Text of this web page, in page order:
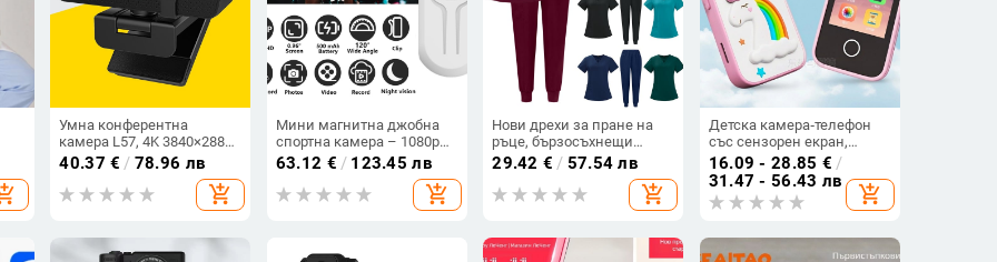
Умна конферентна
камера L57, 4K 3840×2880,
12 мм фокусно
разстояние, обхват 10–30
м, PC режим
40.37 € / 78.96 лв
add_shopping_cart
Мини магнитна джобна
спортна камера – 1080p
видео, 2MP сензор,
microSD карта, живот на
батерията около 2 часа
63.12 € / 123.45 лв
add_shopping_cart
Нови дрехи за пране на
ръце, бързосъхнещи
медицински работни
дрехи, дрехи за
зъболекар, операционна
зала, хирургически дрехи,
за жени
29.42 € / 57.54 лв
add_shopping_cart
Детска камера‑телефон
със сензорен екран,
мултифункционална
детска играчка за
снимане, 1–5 MP, TF
карта, ABS корпус, батерия
16.09 - 28.85 € /
31.47 - 56.43 лв
add_shopping_cart